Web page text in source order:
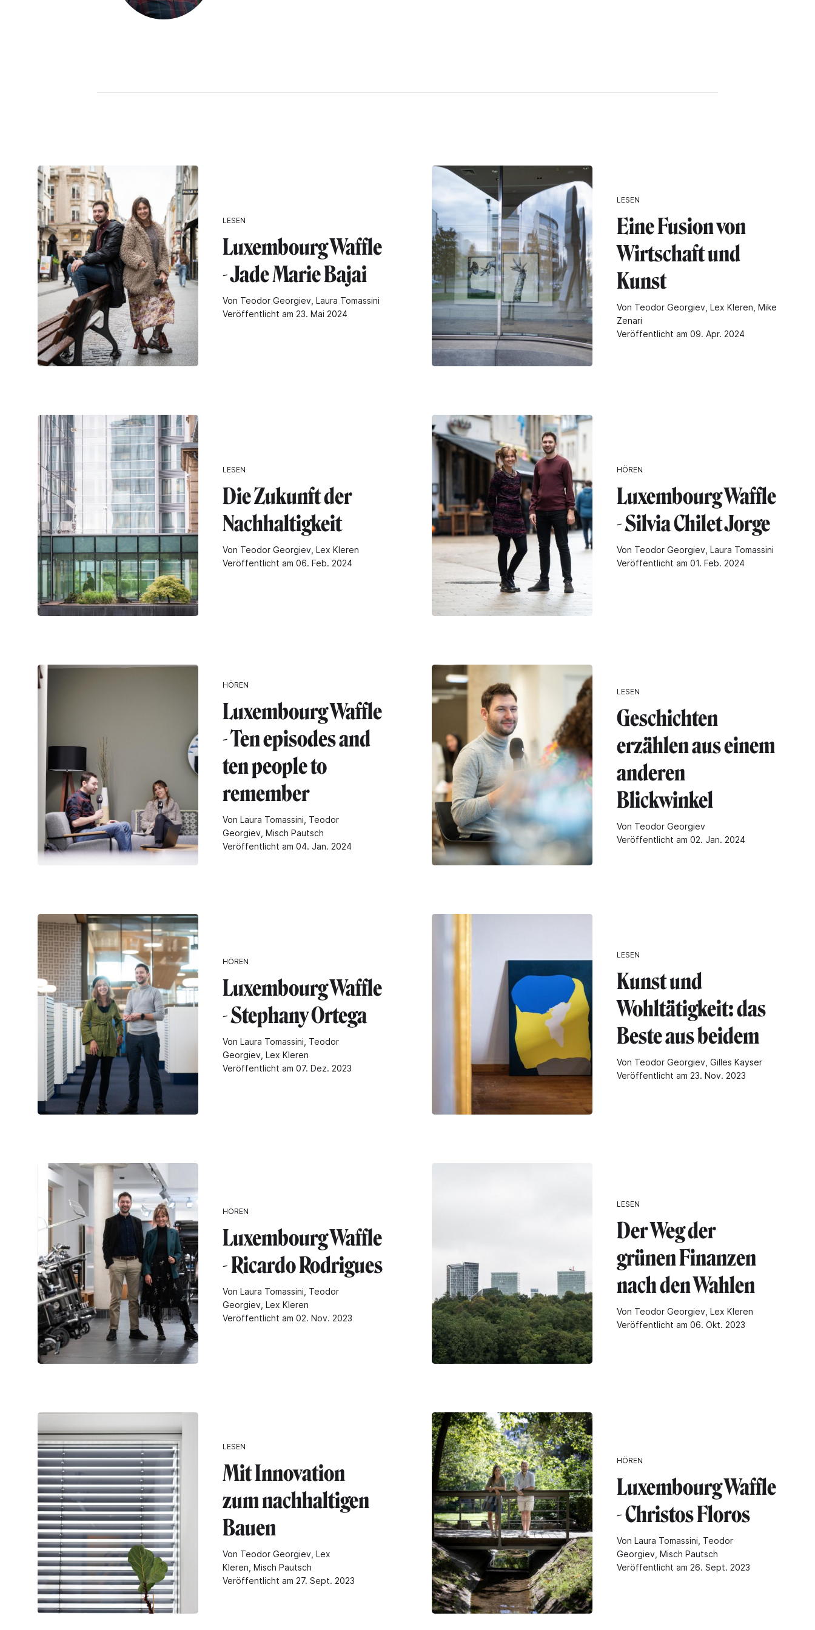
LESEN
Luxembourg Waffle
- Jade Marie Bajai
Von Teodor Georgiev, Laura Tomassini
Veröffentlicht am 23. Mai 2024
LESEN
Eine Fusion von
Wirtschaft und
Kunst
Von Teodor Georgiev, Lex Kleren, Mike
Zenari
Veröffentlicht am 09. Apr. 2024
LESEN
Die Zukunft der
Nachhaltigkeit
Von Teodor Georgiev, Lex Kleren
Veröffentlicht am 06. Feb. 2024
HÖREN
Luxembourg Waffle
- Silvia Chilet Jorge
Von Teodor Georgiev, Laura Tomassini
Veröffentlicht am 01. Feb. 2024
HÖREN
Luxembourg Waffle
- Ten episodes and
ten people to
remember
Von Laura Tomassini, Teodor
Georgiev, Misch Pautsch
Veröffentlicht am 04. Jan. 2024
LESEN
Geschichten
erzählen aus einem
anderen
Blickwinkel
Von Teodor Georgiev
Veröffentlicht am 02. Jan. 2024
HÖREN
Luxembourg Waffle
- Stephany Ortega
Von Laura Tomassini, Teodor
Georgiev, Lex Kleren
Veröffentlicht am 07. Dez. 2023
LESEN
Kunst und
Wohltätigkeit: das
Beste aus beidem
Von Teodor Georgiev, Gilles Kayser
Veröffentlicht am 23. Nov. 2023
HÖREN
Luxembourg Waffle
- Ricardo Rodrigues
Von Laura Tomassini, Teodor
Georgiev, Lex Kleren
Veröffentlicht am 02. Nov. 2023
LESEN
Der Weg der
grünen Finanzen
nach den Wahlen
Von Teodor Georgiev, Lex Kleren
Veröffentlicht am 06. Okt. 2023
LESEN
Mit Innovation
zum nachhaltigen
Bauen
Von Teodor Georgiev, Lex
Kleren, Misch Pautsch
Veröffentlicht am 27. Sept. 2023
HÖREN
Luxembourg Waffle
- Christos Floros
Von Laura Tomassini, Teodor
Georgiev, Misch Pautsch
Veröffentlicht am 26. Sept. 2023